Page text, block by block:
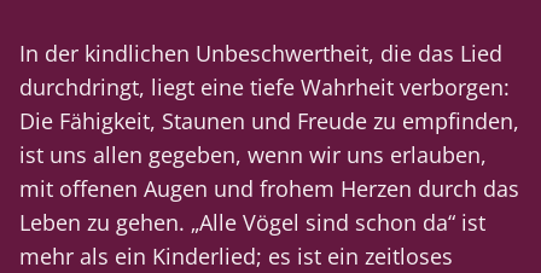
In der kindlichen Unbeschwertheit, die das Lied
durchdringt, liegt eine tiefe Wahrheit verborgen:
Die Fähigkeit, Staunen und Freude zu empfinden,
ist uns allen gegeben, wenn wir uns erlauben,
mit offenen Augen und frohem Herzen durch das
Leben zu gehen. „Alle Vögel sind schon da“ ist
mehr als ein Kinderlied; es ist ein zeitloses